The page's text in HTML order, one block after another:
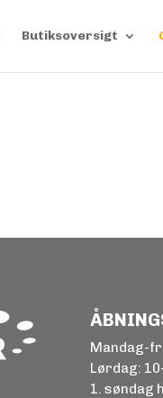
Butiksoversigt
Mandag-
Lørdag:
1. søndag